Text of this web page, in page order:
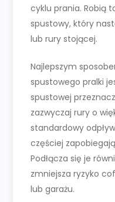
cyklu prania. Robią
spustowy, który
lub rury stojącej.
Najlepszym
spustowego pralki
spustowej
zazwyczaj rury o
standardowy
częściej
Podłącza się je
zmniejsza ryzyko
lub garażu.